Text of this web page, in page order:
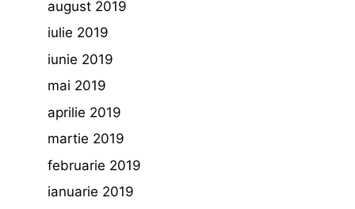
august 2019
iulie 2019
iunie 2019
mai 2019
aprilie 2019
martie 2019
februarie 2019
ianuarie 2019